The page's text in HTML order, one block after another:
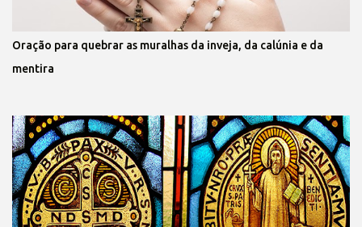
Oração para quebrar as muralhas da inveja, da calúnia e da
mentira